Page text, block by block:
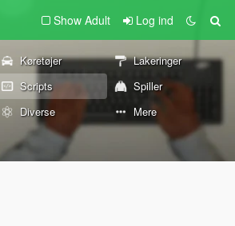
Show Adult Log ind
Køretøjer
Lakeringer
Scripts
Spiller
Diverse Mere